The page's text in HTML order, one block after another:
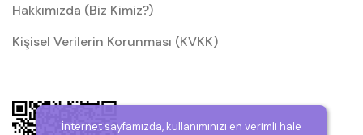
Hakkımızda (Biz Kimiz?)
Kişisel Verilerin Korunması (KVKK)
İnternet sayfamızda, kullanımınızı en verimli hale